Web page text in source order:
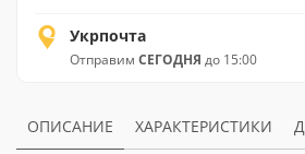
Укрпочта
Отправим СЕГОДНЯ до 15:00
ОПИСАНИЕ ХАРАКТЕРИСТИКИ